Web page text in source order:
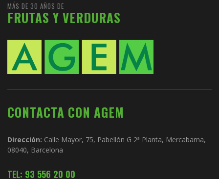
MÁS DE 30 AÑOS DE
FRUTAS Y VERDURAS
CONTACTA CON AGEM
Dirección: Calle Mayor, 75, Pabellón G 2ª Planta, Mercabarna,
08040, Barcelona
TEL: 93 556 20 00